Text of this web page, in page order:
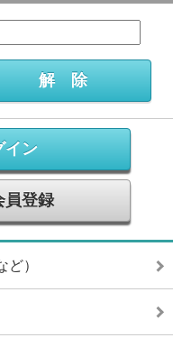
イン
員登録
）